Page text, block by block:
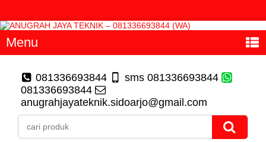
Menu
081336693844
sms 081336693844
081336693844
anugrahjayateknik.sidoarjo@gmail.com